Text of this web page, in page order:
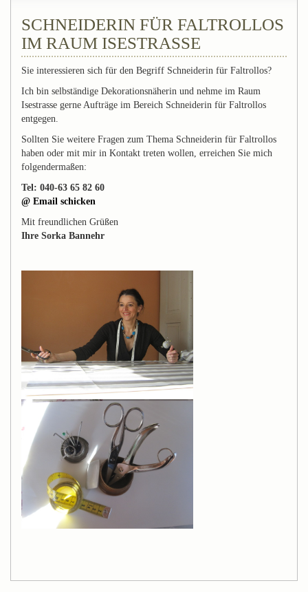
SCHNEIDERIN FÜR FALTROLLOS
IM RAUM ISESTRASSE
Sie interessieren sich für den Begriff Schneiderin für Faltrollos?
Ich bin selbständige Dekorationsnäherin und nehme im Raum
Isestrasse gerne Aufträge im Bereich Schneiderin für Faltrollos
entgegen.
Sollten Sie weitere Fragen zum Thema Schneiderin für Faltrollos
haben oder mit mir in Kontakt treten wollen, erreichen Sie mich
folgendermaßen:
Tel: 040-63 65 82 60
@ Email schicken
Mit freundlichen Grüßen
Ihre Sorka Bannehr